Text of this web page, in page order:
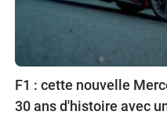
F1 : cette nouvelle
30 ans d'histoire avec